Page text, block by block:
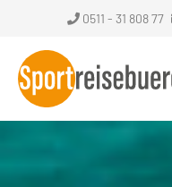
0511 - 31 808 77